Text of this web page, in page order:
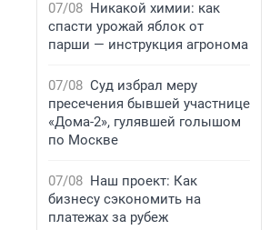
07/08 Никакой химии: как
спасти урожай яблок от
парши — инструкция агронома
07/08 Суд избрал меру
пресечения бывшей участнице
«Дома-2», гулявшей голышом
по Москве
07/08 Наш проект: Как
бизнесу сэкономить на
платежах за рубеж